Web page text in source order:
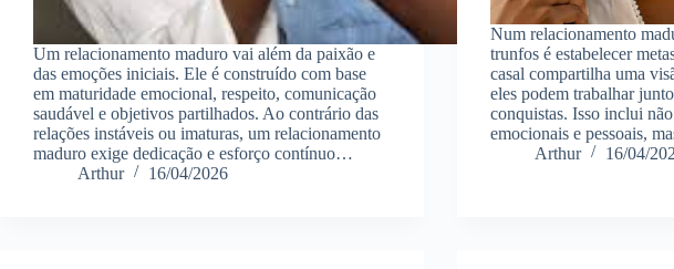
Um relacionamento maduro vai além da paixão e
das emoções iniciais. Ele é construído com base
em maturidade emocional, respeito, comunicação
saudável e objetivos partilhados. Ao contrário das
relações instáveis ou imaturas, um relacionamento
maduro exige dedicação e esforço contínuo…
Arthur
16/04/2026
Num relacionamento
trunfos é estabelecer
casal compartilha uma
eles podem trabalhar
conquistas. Isso inclui
emocionais e pessoais,
Arthur
16/04/